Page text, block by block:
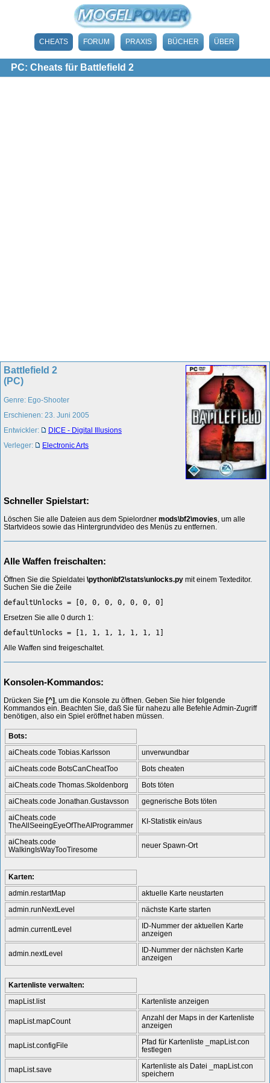
CHEATS FORUM PRAXIS BÜCHER ÜBER
PC: Cheats für Battlefield 2
Battlefield 2
(PC)
Genre: Ego-Shooter
Erschienen: 23. Juni 2005
Entwickler:
DICE - Digital Illusions
Verleger:
Electronic Arts
Schneller Spielstart:
Löschen Sie alle Dateien aus dem Spielordner mods\bf2\movies, um alle
Startvideos sowie das Hintergrundvideo des Menüs zu entfernen.
Alle Waffen freischalten:
Öffnen Sie die Spieldatei \python\bf2\stats\unlocks.py mit einem Texteditor.
Suchen Sie die Zeile
defaultUnlocks = [0, 0, 0, 0, 0, 0, 0]
Ersetzen Sie alle 0 durch 1:
defaultUnlocks = [1, 1, 1, 1, 1, 1, 1]
Alle Waffen sind freigeschaltet.
Konsolen-Kommandos:
Drücken Sie [^] , um die Konsole zu öffnen. Geben Sie hier folgende
Kommandos ein. Beachten Sie, daß Sie für nahezu alle Befehle Admin-Zugriff
benötigen, also ein Spiel eröffnet haben müssen.
Bots:
aiCheats.code Tobias.Karlsson
unverwundbar
aiCheats.code BotsCanCheatToo
Bots cheaten
aiCheats.code Thomas.Skoldenborg
Bots töten
aiCheats.code Jonathan.Gustavsson
gegnerische Bots töten
aiCheats.code
TheAllSeeingEyeOfTheAIProgrammer
KI-Statistik ein/aus
aiCheats.code
WalkingIsWayTooTiresome
neuer Spawn-Ort
Karten:
admin.restartMap
aktuelle Karte neustarten
admin.runNextLevel
nächste Karte starten
admin.currentLevel
ID-Nummer der aktuellen Karte
anzeigen
admin.nextLevel
ID-Nummer der nächsten Karte
anzeigen
Kartenliste verwalten:
mapList.list
Kartenliste anzeigen
mapList.mapCount
Anzahl der Maps in der Kartenliste
anzeigen
mapList.configFile
Pfad für Kartenliste _mapList.con
festlegen
mapList.save
Kartenliste als Datei _mapList.con
speichern